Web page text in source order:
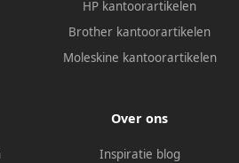
HP kantoorartikelen
Brother kantoorartikelen
Moleskine kantoorartikelen
Over ons
Inspiratie blog